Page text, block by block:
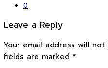
0
Leave a Reply
Your email address will not
fields are marked *